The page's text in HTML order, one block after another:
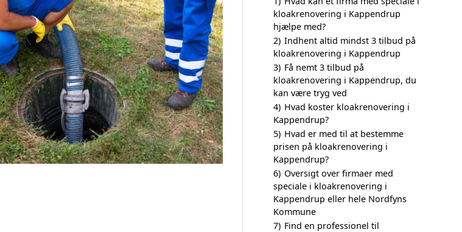
kloakrenovering i Kappendrup
hjælpe med?
2) Indhent altid mindst 3 tilbud på
kloakrenovering i Kappendrup
3) Få nemt 3 tilbud på
kloakrenovering i Kappendrup, du
kan være tryg ved
4) Hvad koster kloakrenovering i
Kappendrup?
5) Hvad er med til at bestemme
prisen på kloakrenovering i
Kappendrup?
6) Oversigt over firmaer med
speciale i kloakrenovering i
Kappendrup eller hele Nordfyns
Kommune
7) Find en professionel til